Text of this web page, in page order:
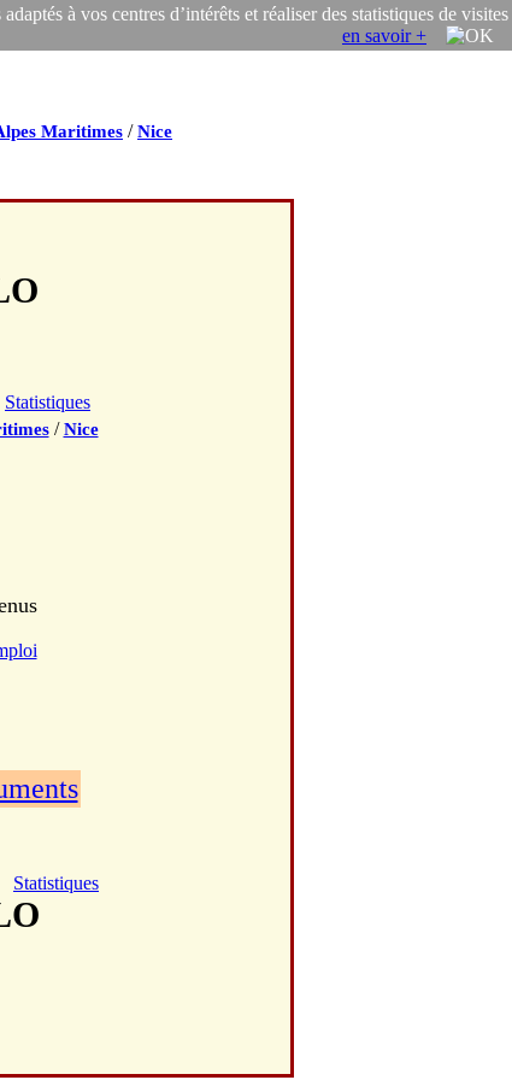
à vos centres d’intérêts et réaliser des statistiques de visites
en savoir +
Maritimes /Nice
Statistiques
/Nice
Statistiques